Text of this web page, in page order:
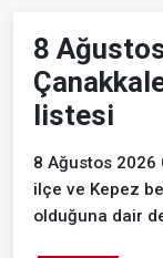
8
listesi
8 Ağustos 2026
ilçe ve Kepez
olduğuna dair